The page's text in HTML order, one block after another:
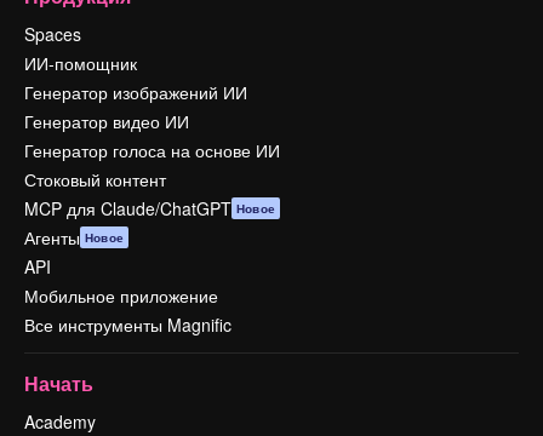
Spaces
ИИ-помощник
Генератор изображений ИИ
Генератор видео ИИ
Генератор голоса на основе ИИ
Стоковый контент
MCP для Claude/ChatGPT Новое
Агенты Новое
API
Мобильное приложение
Все инструменты Magnific
Начать
Academy